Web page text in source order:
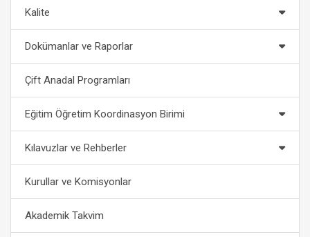
Kalite
Dokümanlar ve Raporlar
Çift Anadal Programları
Eğitim Öğretim Koordinasyon Birimi
Kılavuzlar ve Rehberler
Kurullar ve Komisyonlar
Akademik Takvim